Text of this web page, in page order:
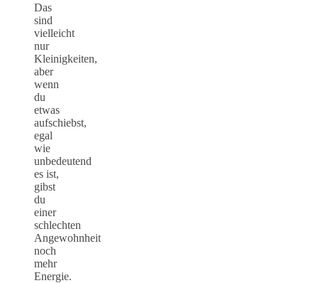
Das
sind
vielleicht
nur
Kleinigkeiten,
aber
wenn
du
etwas
aufschiebst,
egal
wie
unbedeutend
es ist,
gibst
du
einer
schlechten
Angewohnheit
noch
mehr
Energie.